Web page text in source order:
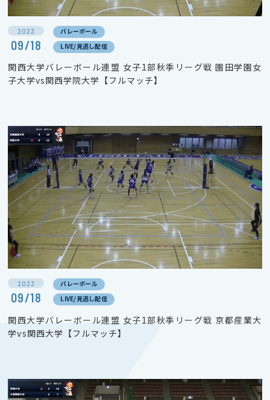
2023
09/18
バレーボール
LIVE/見逃し配信
関西大学バレーボール連盟 女子1部秋季リーグ戦 園田学園女
子大学vs関西学院大学【フルマッチ】
2023
09/18
バレーボール
LIVE/見逃し配信
関西大学バレーボール連盟 女子1部秋季リーグ戦 京都産業大
学vs関西大学【フルマッチ】